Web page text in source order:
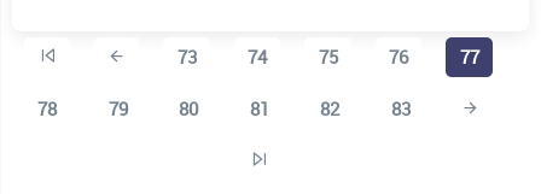
73 74 75 76
77
78
79 80 81 82 83